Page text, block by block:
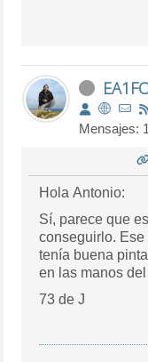
Mensajes:
Hola Antonio:
Sí, parece que
conseguirlo.
tenía buena
en las manos
73 de J